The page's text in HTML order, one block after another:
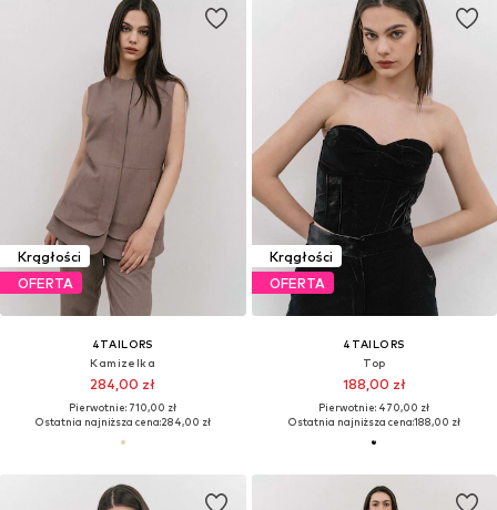
Krągłości
OFERTA
4TAILORS
Kamizelka
284,00 zł
Pierwotnie: 710,00 zł
Ostatnia najniższa cena:284,00 zł
Krągłości
OFERTA
4TAILORS
Top
188,00 zł
Pierwotnie: 470,00 zł
Ostatnia najniższa cena:188,00 zł